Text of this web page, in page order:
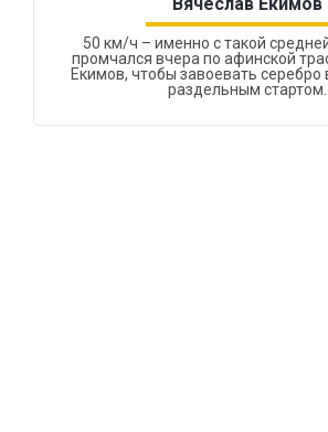
50 км/ч – именно с такой
промчался вчера по афинской
Екимов, чтобы завоевать серебро
раздельным стартом.